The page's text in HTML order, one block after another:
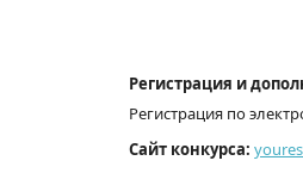
Регистрация и
Регистрация по
Сайт конкурса: